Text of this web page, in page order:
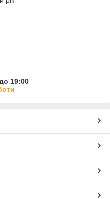
19:00